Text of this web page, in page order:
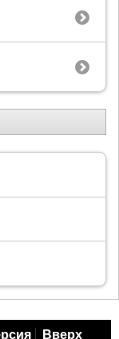
Вверх